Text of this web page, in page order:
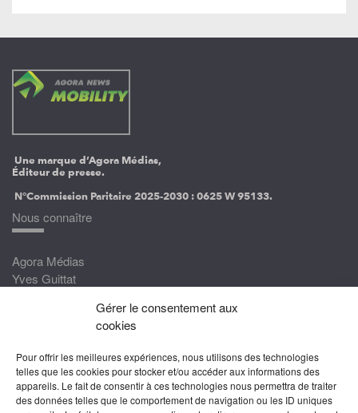
Gérer le consentement aux
cookies
Pour offrir les meilleures expériences, nous utilisons des technologies
telles que les cookies pour stocker et/ou accéder aux informations des
appareils. Le fait de consentir à ces technologies nous permettra de traiter
des données telles que le comportement de navigation ou les ID uniques
Une marque d’Agora Médias,
Éditeur de presse.
N°Commission Paritaire 2025-2030 :0625 W 95133.
Nous connaître
Agora Médias
Yves Guittat
Devenez correspondant
Rejoignez nos experts
Devenez Partenaire